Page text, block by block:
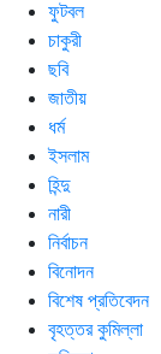
ফুটবল
চাকুরী
ছবি
জাতীয়
ধর্ম
ইসলাম
হিন্দু
নারী
নির্বাচন
বিনোদন
বিশেষ প্রতিবেদন
বৃহত্তর কুমিল্লা